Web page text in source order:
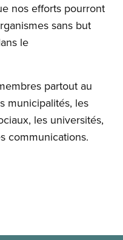
nos efforts pourront
sans but
le
partout au
municipalités, les
les universités,
communications.